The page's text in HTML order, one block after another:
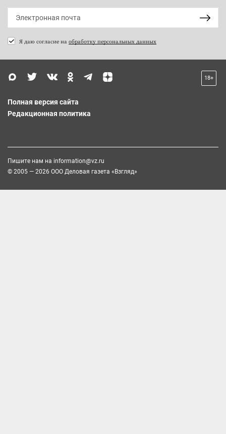
Я даю согласие на обработку персональных данных
18+
Полная версия сайта
Редакционная политика
Пишите нам на information@vz.ru
© 2005 — 2026 ООО Деловая газета «Взгляд»